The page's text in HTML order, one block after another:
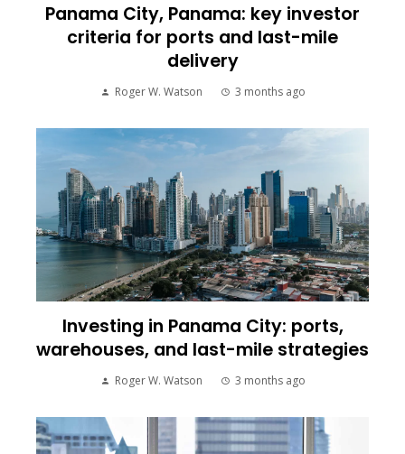
Panama City, Panama: key investor
criteria for ports and last-mile
delivery
Roger W. Watson 3 months ago
Investing in Panama City: ports,
warehouses, and last-mile strategies
Roger W. Watson 3 months ago